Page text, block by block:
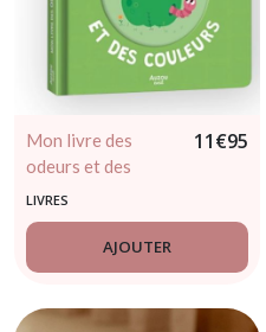
Mon livre des
odeurs et des
couleurs - La
nature
11€95
LIVRES
AJOUTER